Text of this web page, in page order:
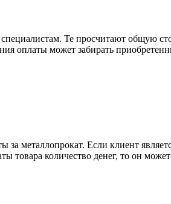
Те просчитают общую
оплаты может забирать
металлопрокат. Если клиент
товара количество денег, то он